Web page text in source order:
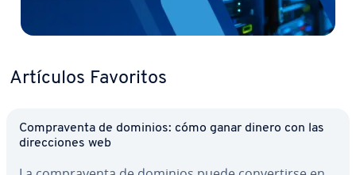
Artículos Favoritos
Co­m­pra­ve­n­ta de dominios: cómo ganar dinero con las
di­re­c­cio­nes web